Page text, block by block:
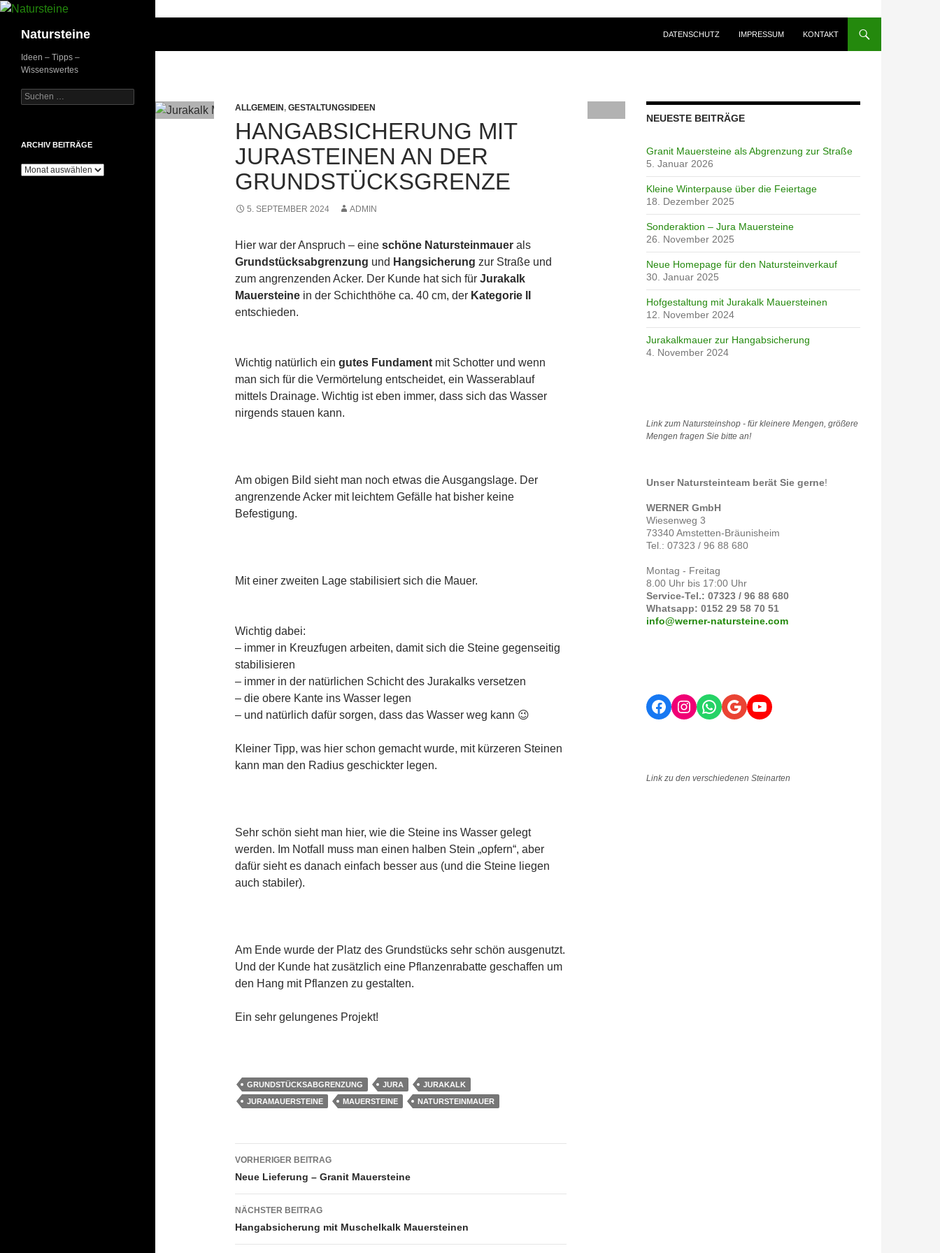
Natursteine
DATENSCHUTZ
IMPRESSUM KONTAKT
ALLGEMEIN, GESTALTUNGSIDEEN
HANGABSICHERUNG MIT
JURASTEINEN AN DER
GRUNDSTÜCKSGRENZE
5. SEPTEMBER 2024 ADMIN
Hier war der Anspruch – eine schöne Natursteinmauer als
Grundstücksabgrenzung und Hangsicherung zur Straße und
zum angrenzenden Acker. Der Kunde hat sich für Jurakalk
Mauersteine in der Schichthöhe ca. 40 cm, der Kategorie II
entschieden.
Wichtig natürlich ein gutes Fundament mit Schotter und wenn
man sich für die Vermörtelung entscheidet, ein Wasserablauf
mittels Drainage. Wichtig ist eben immer, dass sich das Wasser
nirgends stauen kann.
Am obigen Bild sieht man noch etwas die Ausgangslage. Der
angrenzende Acker mit leichtem Gefälle hat bisher keine
Befestigung.
Mit einer zweiten Lage stabilisiert sich die Mauer.
Wichtig dabei:
– immer in Kreuzfugen arbeiten, damit sich die Steine gegenseitig
stabilisieren
– immer in der natürlichen Schicht des Jurakalks versetzen
– die obere Kante ins Wasser legen
– und natürlich dafür sorgen, dass das Wasser weg kann 😉
Kleiner Tipp, was hier schon gemacht wurde, mit kürzeren Steinen
kann man den Radius geschickter legen.
Sehr schön sieht man hier, wie die Steine ins Wasser gelegt
werden. Im Notfall muss man einen halben Stein „opfern“, aber
dafür sieht es danach einfach besser aus (und die Steine liegen
auch stabiler).
Am Ende wurde der Platz des Grundstücks sehr schön ausgenutzt.
Und der Kunde hat zusätzlich eine Pflanzenrabatte geschaffen um
den Hang mit Pflanzen zu gestalten.
Ein sehr gelungenes Projekt!
GRUNDSTÜCKSABGRENZUNG JURA
JURAKALK
JURAMAUERSTEINE
MAUERSTEINE NATURSTEINMAUER
Beitragsnavigation
VORHERIGER BEITRAG
Neue Lieferung – Granit Mauersteine
NÄCHSTER BEITRAG
Hangabsicherung mit Muschelkalk Mauersteinen
NEUESTE BEITRÄGE
Granit Mauersteine als Abgrenzung zur Straße
5. Januar 2026
Kleine Winterpause über die Feiertage
18. Dezember 2025
Sonderaktion – Jura Mauersteine
26. November 2025
Neue Homepage für den Natursteinverkauf
30. Januar 2025
Hofgestaltung mit Jurakalk Mauersteinen
12. November 2024
Jurakalkmauer zur Hangabsicherung
4. November 2024
Link zum Natursteinshop - für kleinere Mengen, größere
Mengen fragen Sie bitte an!
Unser Natursteinteam berät Sie gerne!
WERNER GmbH
Wiesenweg 3
73340 Amstetten-Bräunisheim
Tel.: 07323 / 96 88 680
Montag - Freitag
8.00 Uhr bis 17:00 Uhr
Service-Tel.: 07323 / 96 88 680
Whatsapp: 0152 29 58 70 51
info@werner-natursteine.com
Facebook Instagram WhatsApp Google YouTube
Link zu den verschiedenen Steinarten
Ideen – Tipps –
Wissenswertes
Suchen
nach:
ARCHIV BEITRÄGE
Archiv